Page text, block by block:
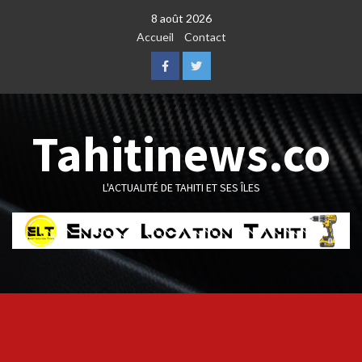
8 août 2026
Accueil
Contact
FacebookTwitter
Tahitinews.co
L'ACTUALITÉ DE TAHITI ET SES ÎLES